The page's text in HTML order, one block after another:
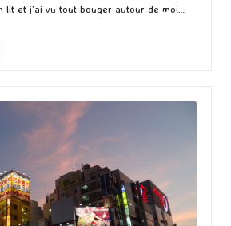
lit et j'ai vu tout bouger autour de moi…